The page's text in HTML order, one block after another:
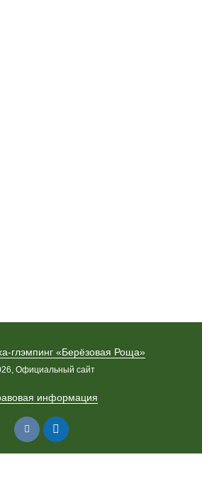
глэмпинг «Берёзовая Роща»
Официальный сайт
информация